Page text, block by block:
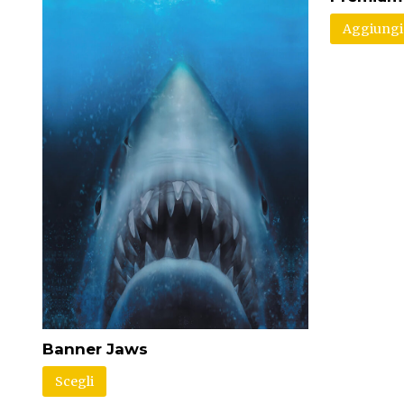
Banner Jaws
Scegli
Aggiungi